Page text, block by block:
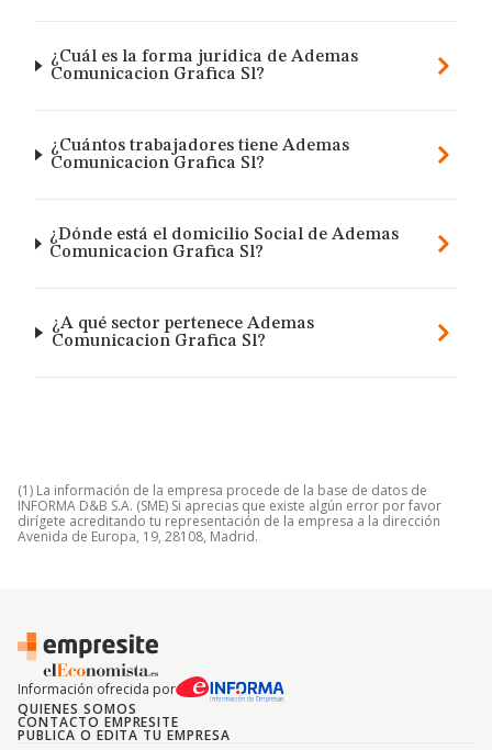
¿Cuál es la forma jurídica de Ademas
Comunicacion Grafica Sl?
¿Cuántos trabajadores tiene Ademas
Comunicacion Grafica Sl?
¿Dónde está el domicilio Social de Ademas
Comunicacion Grafica Sl?
¿A qué sector pertenece Ademas
Comunicacion Grafica Sl?
(1) La información de la empresa procede de la base de datos de
INFORMA D&B S.A. (SME) Si aprecias que existe algún error por favor
dirígete acreditando tu representación de la empresa a la dirección
Avenida de Europa, 19, 28108, Madrid.
Información ofrecida por
QUIENES SOMOS
CONTACTO EMPRESITE
PUBLICA O EDITA TU EMPRESA